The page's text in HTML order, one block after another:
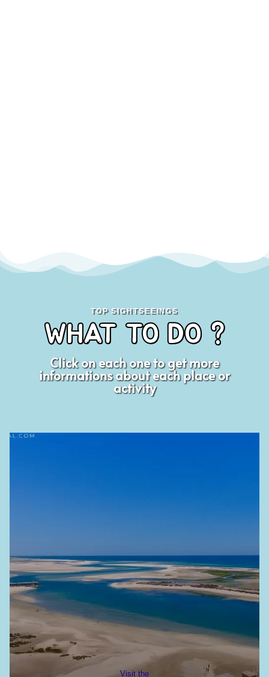
TOP SIGHTSEEINGS
WHAT TO DO ?
Click on each one to get more
informations about each place or
activity
Visit the